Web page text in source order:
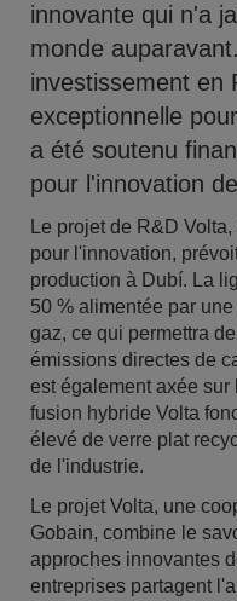
innovante qui n'a
monde
investissement en
exceptionnelle
a été soutenu
pour l'innovation
Le projet de R&D
pour l'innovation,
production à Dubí. La
50 % alimentée par
gaz, ce qui permettra
émissions directes de
est également axée sur
fusion hybride Volta
élevé de verre plat
de l'industrie.
Le projet Volta, une
Gobain, combine le
approches innovantes
entreprises partagent